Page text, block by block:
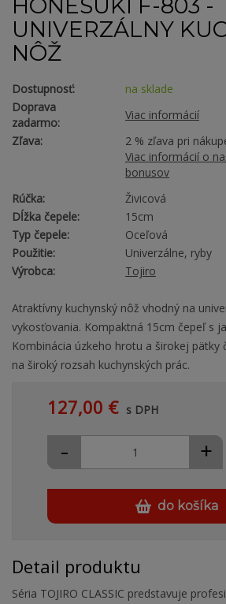
HONESUKI F-803 -
UNIVERZÁLNY
NÔŽ
Dostupnosť:
na sklade
Doprava
zadarmo:
Viac informácií
Zľava:
2 % zľava pri
Viac informácií o
bonusov
Rúčka:
Živicová
Dĺžka čepele:
15cm
Typ čepele:
Oceľová
Použitie:
Univerzálne, ryby
Výrobca:
Tojiro
Atraktívny kuchynský nôž vhodný na
vykosťovania. Kompaktná 15cm čepeľ s
Kombinácia úzkeho hrotu a širokej pätky
na široký rozsah kuchynských prác.
127,00 € s DPH
+
-
do košíka
Detail produktu
Séria TOJIRO CLASSIC predstavuje